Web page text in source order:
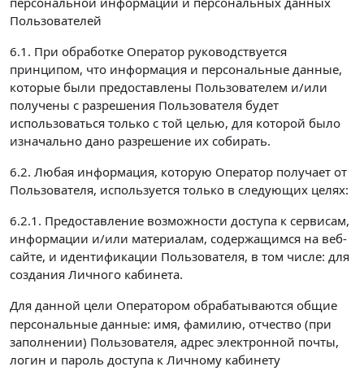
Пользователей
6.1. При обработке Оператор руководствуется
принципом, что информация и персональные данные,
которые были предоставлены Пользователем и/или
получены с разрешения Пользователя будет
использоваться только с той целью, для которой было
изначально дано разрешение их собирать.
6.2. Любая информация, которую Оператор получает от
Пользователя, используется только в следующих целях:
6.2.1. Предоставление возможности доступа к сервисам,
информации и/или материалам, содержащимся на веб-
сайте, и идентификации Пользователя, в том числе: для
создания Личного кабинета.
Для данной цели Оператором обрабатываются общие
персональные данные: имя, фамилию, отчество (при
заполнении) Пользователя, адрес электронной почты,
логин и пароль доступа к Личному кабинету